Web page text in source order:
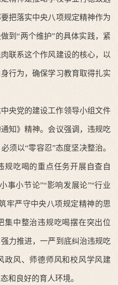
把落实中央八项规定精神作为
到“两个维护”的具体实践，紧
联系这个作风建设的核心，以
行为，确保学习教育取得扎实
央党的建设工作领导小组文件
知》精神。会议强调，违规吃
须以“零容忍”态度坚决整治。
规吃喝的重点任务开展自查自
事小节论”“影响发展论”“行业
牢严守中央八项规定精神的思
集中整治违规吃喝摆在突出位
力推进，一严到底纠治违规吃
政风、师德师风和校风学风建
和良好的育人环境。